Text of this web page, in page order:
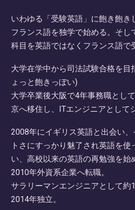
いわゆる「受験英語」に飽き飽き
フランス語を独学で始める。そし
科目を英語ではなくフランス語で
大学在学中から司法試験合格を目
ょっと飽きっぽい)
大学卒業後大阪で4年事務職とし
京へ移住し、ITエンジニアとして
2008年にイギリス英語と出会い
トさにすっかり魅了され英語を
い、高校以来の英語の再勉強を始
2010年外資系企業へ転職。
サラリーマンエンジニアとして約
2014年独立。